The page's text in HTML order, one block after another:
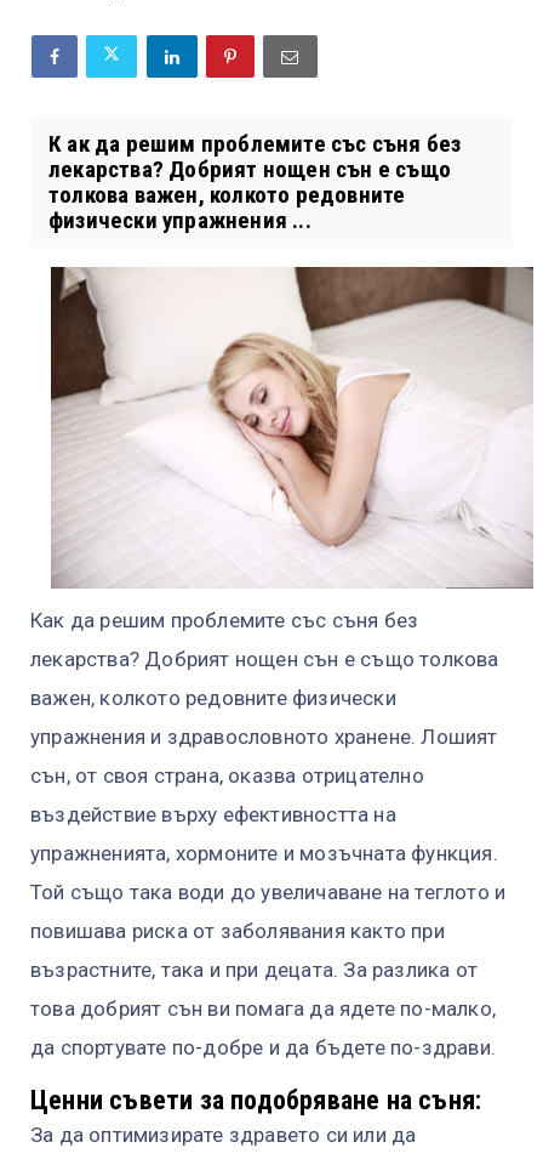
К ак да решим проблемите със съня без
лекарства? Добрият нощен сън е също
толкова важен, колкото редовните
физически упражнения ...
Как да решим проблемите със съня без
лекарства? Добрият нощен сън е също толкова
важен, колкото редовните физически
упражнения и здравословното хранене. Лошият
сън, от своя страна, оказва отрицателно
въздействие върху ефективността на
упражненията, хормоните и мозъчната функция.
Той също така води до увеличаване на теглото и
повишава риска от заболявания както при
възрастните, така и при децата. За разлика от
това добрият сън ви помага да ядете по-малко,
да спортувате по-добре и да бъдете по-здрави.
Ценни съвети за подобряване на съня:
За да оптимизирате здравето си или да